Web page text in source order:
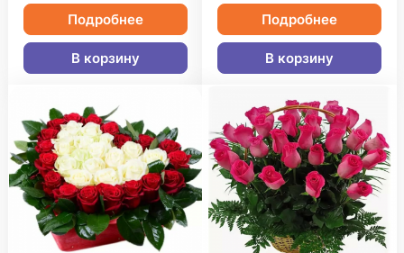
Подробнее
В корзину
Подробнее
В корзину